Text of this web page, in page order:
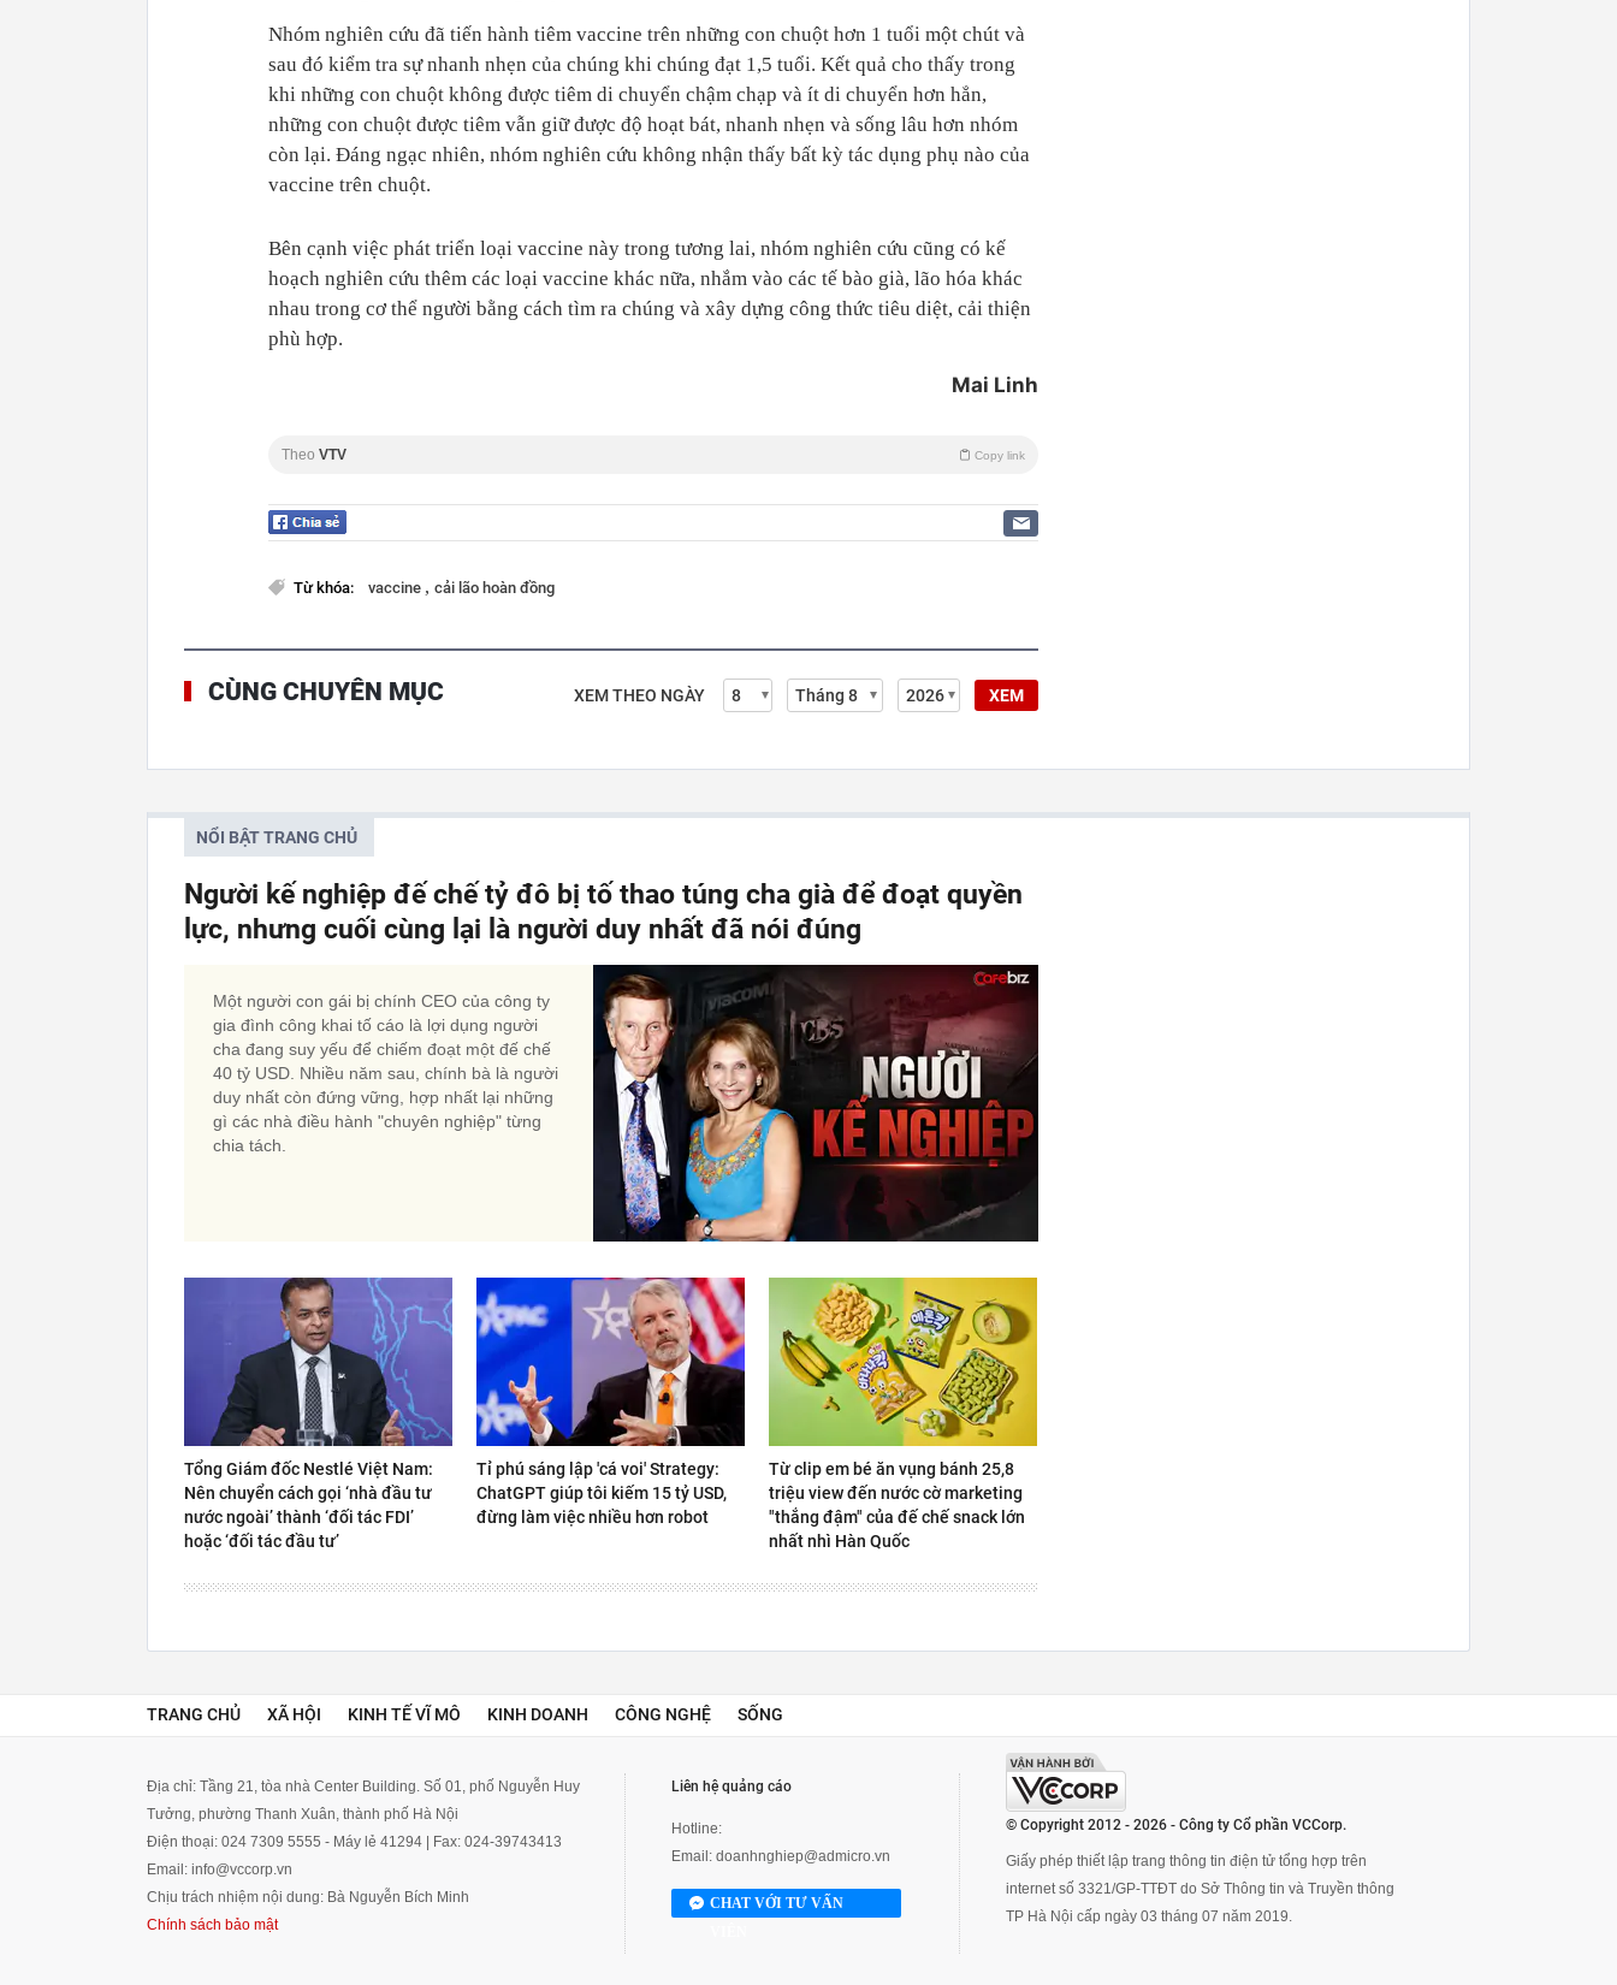
Nhóm nghiên cứu đã tiến hành tiêm vaccine trên những con chuột hơn 1 tuổi một chút và
sau đó kiểm tra sự nhanh nhẹn của chúng khi chúng đạt 1,5 tuổi. Kết quả cho thấy trong
khi những con chuột không được tiêm di chuyển chậm chạp và ít di chuyển hơn hẳn,
những con chuột được tiêm vẫn giữ được độ hoạt bát, nhanh nhẹn và sống lâu hơn nhóm
còn lại. Đáng ngạc nhiên, nhóm nghiên cứu không nhận thấy bất kỳ tác dụng phụ nào của
vaccine trên chuột.
Bên cạnh việc phát triển loại vaccine này trong tương lai, nhóm nghiên cứu cũng có kế
hoạch nghiên cứu thêm các loại vaccine khác nữa, nhắm vào các tế bào già, lão hóa khác
nhau trong cơ thể người bằng cách tìm ra chúng và xây dựng công thức tiêu diệt, cải thiện
phù hợp.
Mai Linh
Theo VTV Copy link
Từ khóa: vaccine , cải lão hoàn đồng
CÙNG CHUYÊN MỤC XEM THEO NGÀY XEM
NỔI BẬT TRANG CHỦ
Người kế nghiệp đế chế tỷ đô bị tố thao túng cha già để đoạt quyền
lực, nhưng cuối cùng lại là người duy nhất đã nói đúng
Một người con gái bị chính CEO của công ty
gia đình công khai tố cáo là lợi dụng người
cha đang suy yếu để chiếm đoạt một đế chế
40 tỷ USD. Nhiều năm sau, chính bà là người
duy nhất còn đứng vững, hợp nhất lại những
gì các nhà điều hành "chuyên nghiệp" từng
chia tách.
Tổng Giám đốc Nestlé Việt Nam:
Nên chuyển cách gọi ‘nhà đầu tư
nước ngoài’ thành ‘đối tác FDI’
hoặc ‘đối tác đầu tư’
Tỉ phú sáng lập 'cá voi' Strategy:
ChatGPT giúp tôi kiếm 15 tỷ USD,
đừng làm việc nhiều hơn robot
Từ clip em bé ăn vụng bánh 25,8
triệu view đến nước cờ marketing
"thắng đậm" của đế chế snack lớn
nhất nhì Hàn Quốc
TRANG CHỦ XÃ HỘI KINH TẾ VĨ MÔ KINH DOANH CÔNG NGHỆ SỐNG
Địa chỉ: Tầng 21, tòa nhà Center Building. Số 01, phố Nguyễn Huy
Tưởng, phường Thanh Xuân, thành phố Hà Nội
Điện thoại: 024 7309 5555 - Máy lẻ 41294 | Fax: 024-39743413
Email: info@vccorp.vn
Chịu trách nhiệm nội dung: Bà Nguyễn Bích Minh
Chính sách bảo mật
Liên hệ quảng cáo
Hotline:
Email: doanhnghiep@admicro.vn
CHAT VỚI TƯ VẤN
© Copyright 2012 - 2026 - Công ty Cổ phần VCCorp.
Giấy phép thiết lập trang thông tin điện tử tổng hợp trên
internet số 3321/GP-TTĐT do Sở Thông tin và Truyền thông
TP Hà Nội cấp ngày 03 tháng 07 năm 2019.